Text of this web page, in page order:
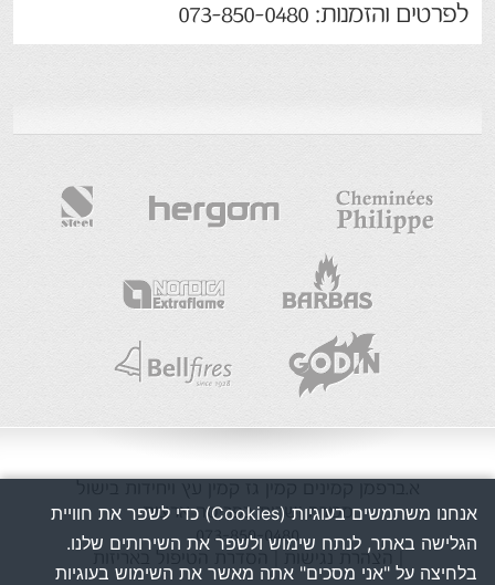
לפרטים והזמנות: 073-850-0480
מכירה ושרות בפריסה ארצית
073-850-0480
| הצהרת נגישות
אנחנו משתמשים בעוגיות (Cookies) כדי לשפר את חוויית
הגלישה באתר, לנתח שימוש ולשפר את השירותים שלנו.
בלחיצה על "אני מסכים" אתה מאשר את השימוש בעוגיות